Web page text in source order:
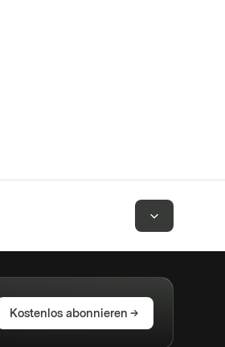
Kostenlos abonnieren